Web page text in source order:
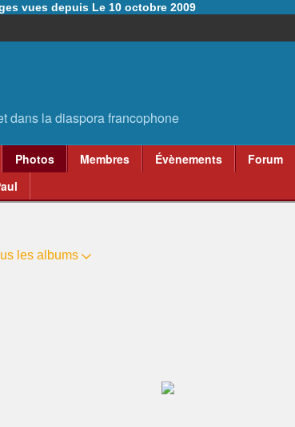
vues depuis Le 10 octobre 2009
Photos Membres Évènements Forum
les albums